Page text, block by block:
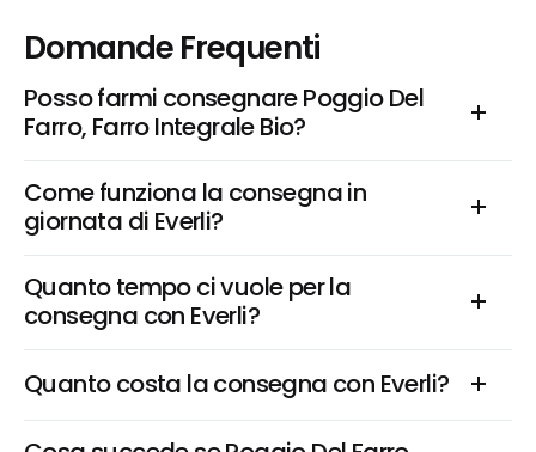
Domande Frequenti
Posso farmi consegnare Poggio Del
Farro, Farro Integrale Bio?
Come funziona la consegna in
giornata di Everli?
Quanto tempo ci vuole per la
consegna con Everli?
Quanto costa la consegna con Everli?